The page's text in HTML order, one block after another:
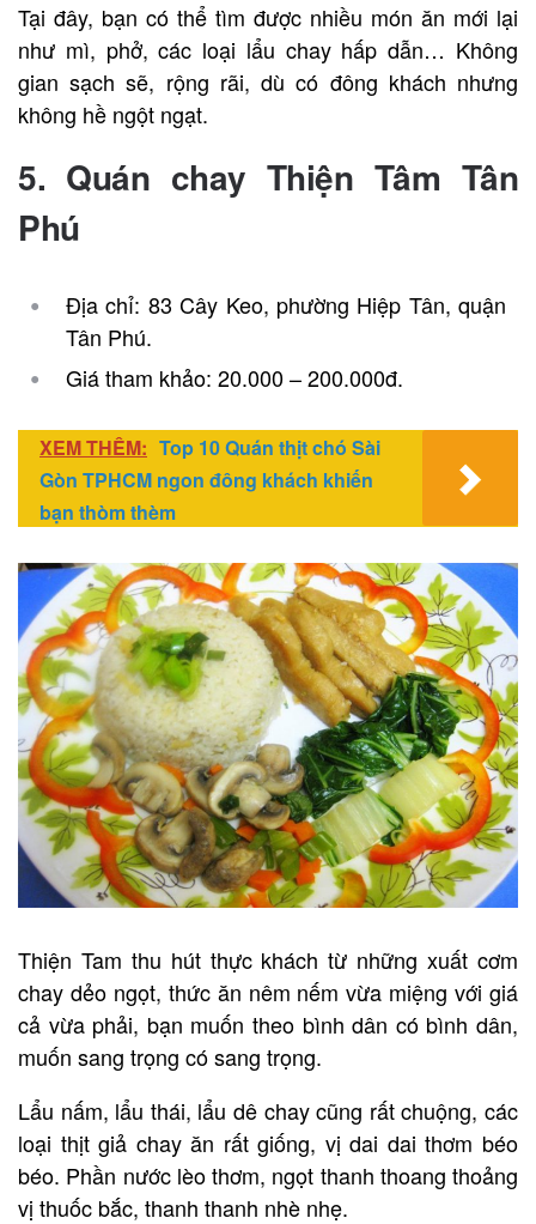
Tại đây, bạn có thể tìm được nhiều món ăn mới lại
như mì, phở, các loại lẩu chay hấp dẫn… Không
gian sạch sẽ, rộng rãi, dù có đông khách nhưng
không hề ngột ngạt.
5. Quán chay Thiện Tâm Tân
Phú
Địa chỉ: 83 Cây Keo, phường Hiệp Tân, quận
Tân Phú.
Giá tham khảo: 20.000 – 200.000đ.
XEM THÊM: Top 10 Quán thịt chó Sài
Gòn TPHCM ngon đông khách khiến
bạn thòm thèm
Thiện Tam thu hút thực khách từ những xuất cơm
chay dẻo ngọt, thức ăn nêm nếm vừa miệng với giá
cả vừa phải, bạn muốn theo bình dân có bình dân,
muốn sang trọng có sang trọng.
Lẩu nấm, lẩu thái, lẩu dê chay cũng rất chuộng, các
loại thịt giả chay ăn rất giống, vị dai dai thơm béo
béo. Phần nước lèo thơm, ngọt thanh thoang thoảng
vị thuốc bắc, thanh thanh nhè nhẹ.